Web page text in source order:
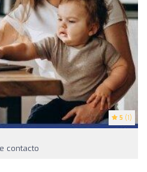
5 (1)
contacto